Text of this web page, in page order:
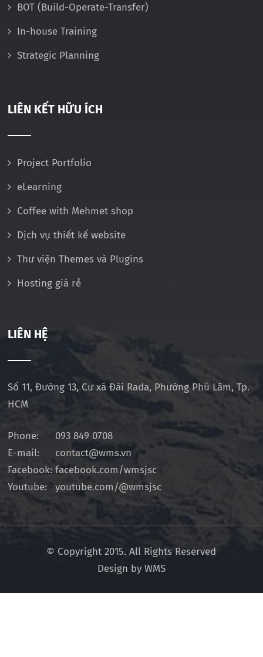
BOT (Build-Operate-Transfer)
In-house Training
Strategic Planning
LIÊN KẾT HỮU ÍCH
Project Portfolio
eLearning
Coffee with Mehmet shop
Dịch vụ thiết kế website
Thư viện Themes và Plugins
Hosting giá rẻ
LIÊN HỆ
Số 11, Đường 13, Cư xá Đài Rada, Phường Phú Lâm, Tp.
HCM
Phone:
093 849 0708
E-mail:
contact@wms.vn
Facebook: facebook.com/wmsjsc
Youtube:
youtube.com/@wmsjsc
© Copyright 2015. All Rights Reserved
Design by WMS